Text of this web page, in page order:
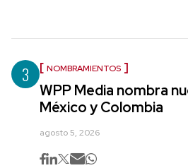
3 NOMBRAMIENTOS
WPP Media nombra
México y Colombia
agosto 5, 2026